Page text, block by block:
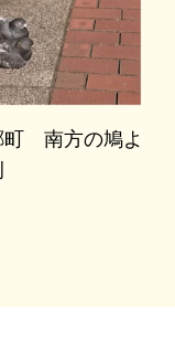
町 南方の鳩よ